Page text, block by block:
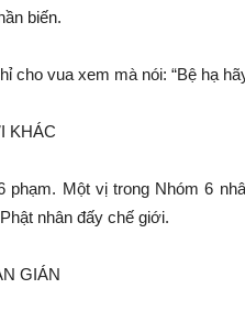
biến.
cho vua xem mà nói: “Bệ hạ
KHÁC
phạm. Một vị trong Nhóm 6
nhân đấy chế giới.
GIÁN